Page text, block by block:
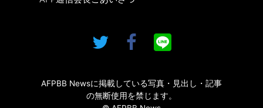
AFPBB Newsに掲載している写真・見出し・記事
の無断使用を禁じます。